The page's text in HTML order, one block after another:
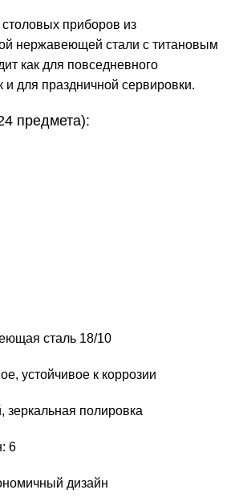
приборов из
нержавеющей стали с титановым
как для повседневного
и для праздничной сервировки.
предмета):
сталь 18/10
устойчивое к коррозии
зеркальная полировка
6
дизайн